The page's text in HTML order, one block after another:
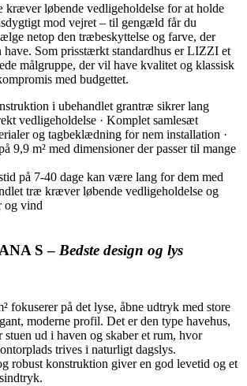
kræver løbende vedligeholdelse for at holde
mod vejret – til gengæld får du
netop den træbeskyttelse og farve, der
have. Som prisstærkt standardhus er LIZZI et
målgruppe, der vil have kvalitet og klassisk
med budgettet.
i ubehandlet grantræ sikrer lang
vedligeholdelse · Komplet samlesæt
og tagbeklædning for nem installation ·
9,9 m² med dimensioner der passer til mange
på 7-40 dage kan være lang for dem med
træ kræver løbende vedligeholdelse og
og vind
S – Bedste design og lys
fokuserer på det lyse, åbne udtryk med store
moderne profil. Det er den type havehus,
ud i haven og skaber et rum, hvor
trives i naturligt dagslys.
robust konstruktion giver en god levetid og et